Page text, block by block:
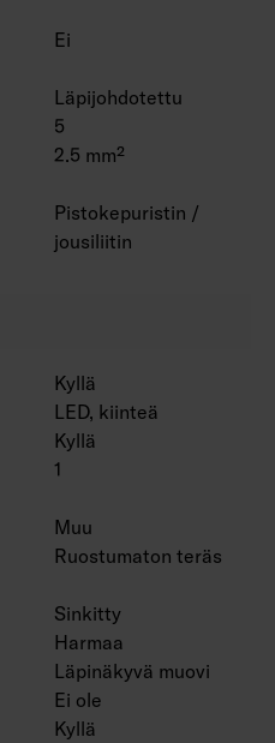
Ei
Läpijohdotettu
5
2.5 mm²
Pistokepuristin /
jousiliitin
Kyllä
LED, kiinteä
Kyllä
1
Muu
Ruostumaton teräs
Sinkitty
Harmaa
Läpinäkyvä muovi
Ei ole
Kyllä